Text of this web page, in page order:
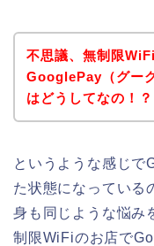
不思議、無制限
GooglePay（グー
はどうしてなの！？
というような感じで
た状態になっている
身も同じような悩み
制限WiFiのお店で